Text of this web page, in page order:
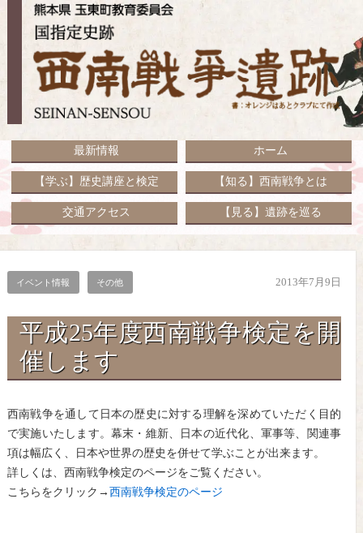
ホーム
最新情報
【知る】西南戦争とは
【学ぶ】歴史講座と検定
【見る】遺跡を巡る
交通アクセス
イベント情報 その他 2013年7月9日
平成25年度西南戦争検定を開
催します
西南戦争を通して日本の歴史に対する理解を深めていただく目的
で実施いたします。幕末・維新、日本の近代化、軍事等、関連事
項は幅広く、日本や世界の歴史を併せて学ぶことが出来ます。
詳しくは、西南戦争検定のページをご覧ください。
こちらをクリック→ 西南戦争検定のページ